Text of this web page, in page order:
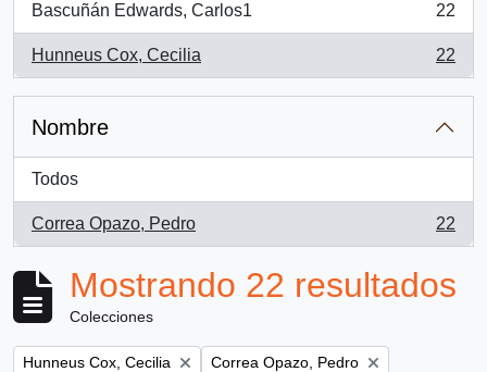
Bascuñán Edwards, Carlos1
, 22 resultados
22
Hunneus Cox, Cecilia
, 22 resultados
22
Nombre
Todos
Correa Opazo, Pedro
, 22 resultados
22
Mostrando 22 resultados
Colecciones
Remove filter:
Hunneus Cox, Cecilia Remove filter:
Correa Opazo, Pedro